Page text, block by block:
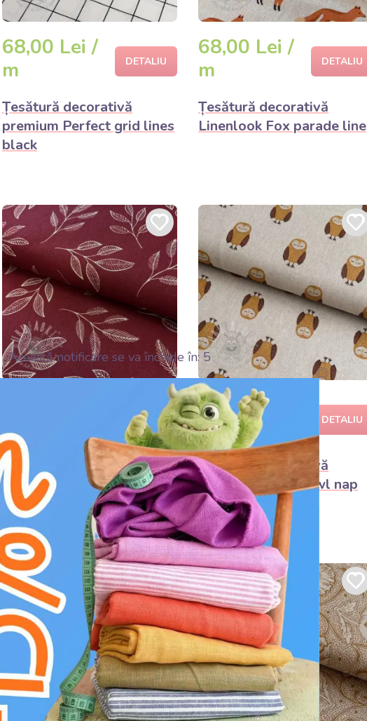
68,00 Lei /
m
DETALIU
Țesătură decorativă
premium Perfect grid lines
black
68,00 Lei /
m
DETALIU
Țesătură decorativă
Linenlook Fox parade line
m
DETALIU
Țesătură decorativă
Linenlook Elegant leaf
branch wine
68,00 Lei /
m
DETALIU
Țesătură decorativă
Linenlook Night owl nap
Această notificare se va închide în:3